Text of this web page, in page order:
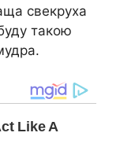
свекруха
такою